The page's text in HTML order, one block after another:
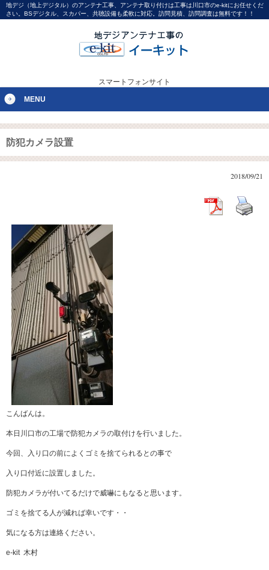
地デジ（地上デジタル）のアンテナ工事、アンテナ取り付けは工事は川口市のe-kitにお任せくだ
さい。BSデジタル、スカパー、共聴設備も柔軟に対応。訪問見積、訪問調査は無料です！！
スマートフォンサイト
MENU
防犯カメラ設置
2018/09/21
こんばんは。
本日川口市の工場で防犯カメラの取付けを行いました。
今回、入り口の前によくゴミを捨てられるとの事で
入り口付近に設置しました。
防犯カメラが付いてるだけで威嚇にもなると思います。
ゴミを捨てる人が減れば幸いです・・
気になる方は連絡ください。
e-kit 木村